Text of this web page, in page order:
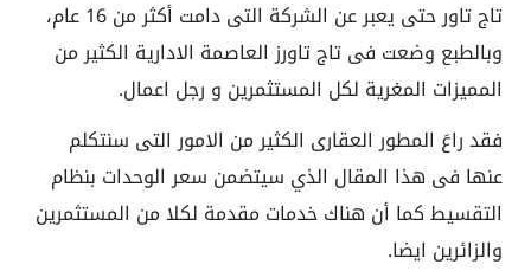
تاج تاور حتى يعبر عن الشركة التى دامت أكثر من 16 عام،
وبالطبع وضعت فى تاج تاورز العاصمة الادارية الكثير من
المميزات المغرية لكل المستثمرين و رجل اعمال.
فقد راعَ المطور العقارى الكثير من الامور التى سنتكلم
عنها فى هذا المقال الذي سيتضمن سعر الوحدات بنظام
التقسيط كما أن هناك خدمات مقدمة لكلا من المستثمرين
والزائرين ايضا.